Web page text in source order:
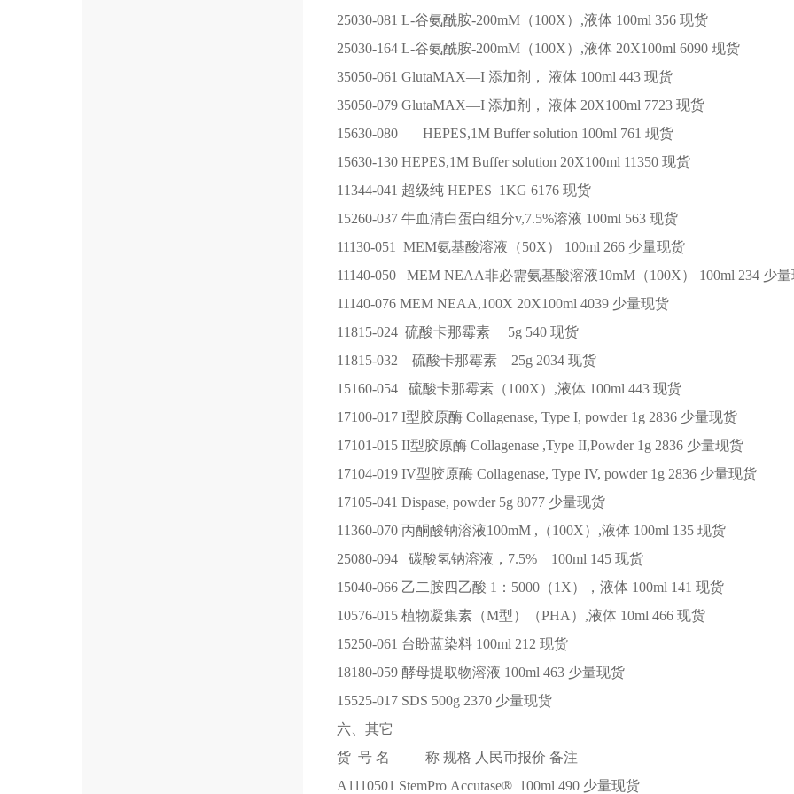
25030-081 L-谷氨酰胺-200mM（100X）,液体 100ml 356 现货
25030-164 L-谷氨酰胺-200mM（100X）,液体 20X100ml 6090 现货
35050-061 GlutaMAX—I 添加剂， 液体 100ml 443 现货
35050-079 GlutaMAX—I 添加剂， 液体 20X100ml 7723 现货
15630-080
HEPES,1M Buffer solution 100ml 761 现货
15630-130 HEPES,1M Buffer solution 20X100ml 11350 现货
11344-041 超级纯 HEPES 1KG 6176 现货
15260-037 牛血清白蛋白组分v,7.5%溶液 100ml 563 现货
11130-051
MEM氨基酸溶液（50X） 100ml 266 少量现货
11140-050
MEM NEAA非必需氨基酸溶液10mM（100X） 100ml 234 少
11140-076 MEM NEAA,100X 20X100ml 4039 少量现货
11815-024 硫酸卡那霉素 5g 540 现货
11815-032
硫酸卡那霉素 25g 2034 现货
15160-054
硫酸卡那霉素（100X）,液体 100ml 443 现货
17100-017 I型胶原酶 Collagenase, Type I, powder 1g 2836 少量现货
17101-015 II型胶原酶 Collagenase ,Type II,Powder 1g 2836 少量现货
17104-019 IV型胶原酶 Collagenase, Type IV, powder 1g 2836 少量现货
17105-041 Dispase, powder 5g 8077 少量现货
11360-070 丙酮酸钠溶液100mM ,（100X）,液体 100ml 135 现货
25080-094
碳酸氢钠溶液，7.5% 100ml 145 现货
15040-066 乙二胺四乙酸 1：5000（1X），液体 100ml 141 现货
10576-015 植物凝集素（M型）（PHA）,液体 10ml 466 现货
15250-061 台盼蓝染料 100ml 212 现货
18180-059 酵母提取物溶液 100ml 463 少量现货
15525-017 SDS 500g 2370 少量现货
六、其它
货 号 名 称 规格 人民币报价 备注
A1110501 StemPro Accutase® 100ml 490 少量现货